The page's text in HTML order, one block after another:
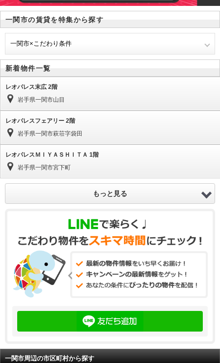
一関市の賃貸を特集から探す
一関市×こだわり条件
新着物件一覧
レオパレス末広 2階
岩手県一関市山目
レオパレスフェアリー 2階
岩手県一関市萩荘字袋田
レオパレスＭＩＹＡＳＨＩＴＡ 1階
岩手県一関市宮下町
もっと見る
一関市周辺の市区町村から探す